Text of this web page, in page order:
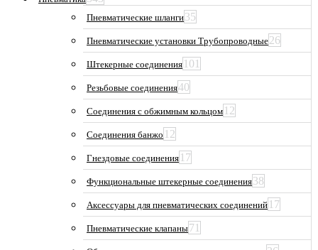
Пневматические шланги35
Пневматические установки Трубопроводные26
Штекерные соединения 101
Резьбовые соединения40
Соединения с обжимным кольцом 12
Соединения банжо 12
Гнездовые соединения 17
Функциональные штекерные соединения38
Аксессуары для пневматических соединений 17
Пневматические клапаны71